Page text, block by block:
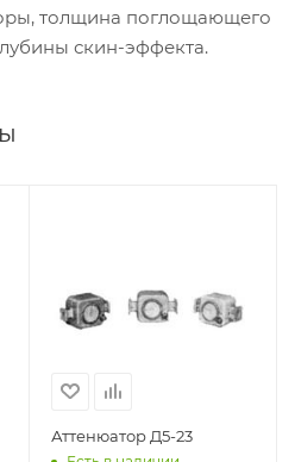
толщина поглощающего
скин-эффекта.
Аттенюатор Д5-23